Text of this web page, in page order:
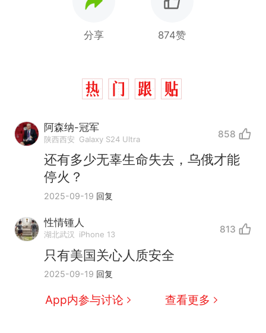
分享 874赞
阿森纳-冠军
陕西西安 Galaxy S24 Ultra 858
还有多少无辜生命失去，乌俄才能
停火？
2025-09-19 回复
性情锺人
湖北武汉 iPhone 13 813
只有美国关心人质安全
2025-09-19 回复
App内参与讨论 查看更多
热 那个在床头放菜刀的女孩，
因老师一句“跟我回家”改写了
人生搬家报价570元，搬到楼下
交5060元才肯搬上楼！女子傻